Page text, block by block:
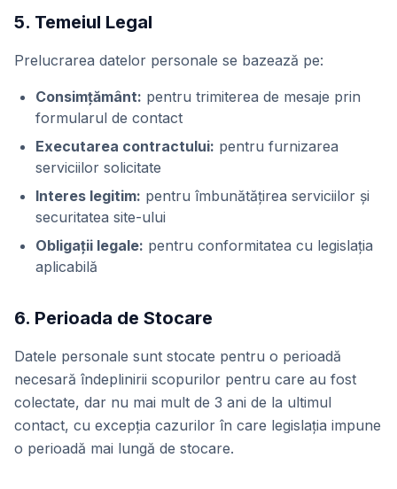
5. Temeiul Legal
Prelucrarea datelor personale se bazează pe:
Consimțământ: pentru trimiterea de mesaje prin
formularul de contact
Executarea contractului: pentru furnizarea
serviciilor solicitate
Interes legitim: pentru îmbunătățirea serviciilor și
securitatea site-ului
Obligații legale: pentru conformitatea cu legislația
aplicabilă
6. Perioada de Stocare
Datele personale sunt stocate pentru o perioadă
necesară îndeplinirii scopurilor pentru care au fost
colectate, dar nu mai mult de 3 ani de la ultimul
contact, cu excepția cazurilor în care legislația impune
o perioadă mai lungă de stocare.